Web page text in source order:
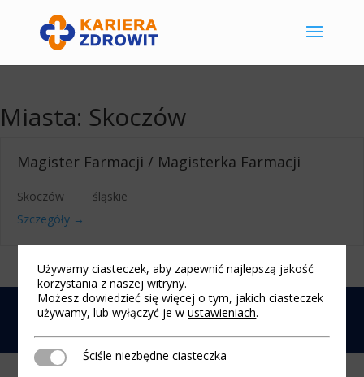
Miasta: Skoczów
Magister Farmacji / Magisterka Farmacji
Skoczów
śląskie
Szczegóły
Nota prawna|Polityka cookies| 2025 © Praca i
Używamy ciasteczek, aby zapewnić najlepszą jakość
korzystania z naszej witryny.
Możesz dowiedzieć się więcej o tym, jakich ciasteczek
używamy, lub wyłączyć je wustawieniach.
Ściśle niezbędne ciasteczka
Ściśle niezbędne ciasteczka